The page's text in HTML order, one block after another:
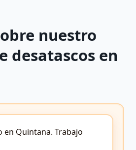
nuestro
desatascos en
en Quintana. Trabajo